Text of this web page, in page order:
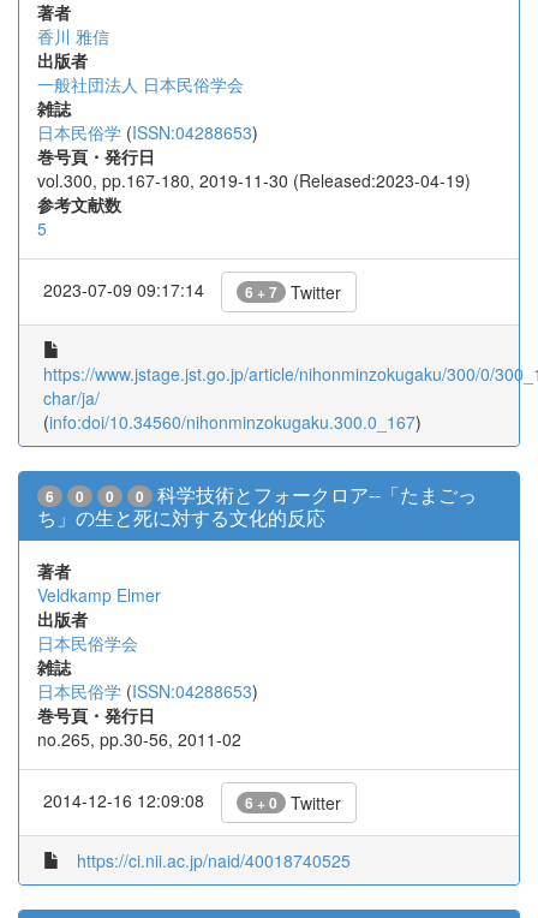
著者
香川 雅信
出版者
一般社団法人 日本民俗学会
雑誌
日本民俗学 (ISSN:04288653)
巻号頁・発行日
vol.300, pp.167-180, 2019-11-30 (Released:2023-04-19)
参考文献数
5
2023-07-09 09:17:14 6 + 7 Twitter
https://www.jstage.jst.go.jp/article/nihonminzokugaku/300/0/
char/ja/
(info:doi/10.34560/nihonminzokugaku.300.0_167)
6 0 0 0
科学技術とフォークロア--「たまごっ
ち」の生と死に対する文化的反応
著者
Veldkamp Elmer
出版者
日本民俗学会
雑誌
日本民俗学 (ISSN:04288653)
巻号頁・発行日
no.265, pp.30-56, 2011-02
2014-12-16 12:09:08 6 + 0 Twitter
https://ci.nii.ac.jp/naid/40018740525